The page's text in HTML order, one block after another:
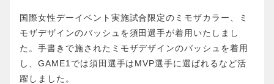
国際女性デーイベント実施試合限定のミモザカラー、ミ
モザデザインのバッシュを須田選手が着用いたしまし
た。手書きで施されたミモザデザインのバッシュを着用
し、GAME1では須田選手はMVP選手に選ばれるなど活
躍しました。